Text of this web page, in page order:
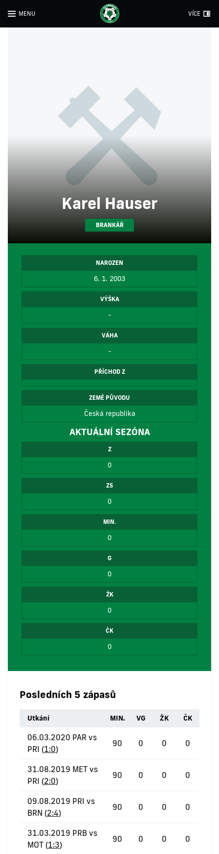
MENU VÍCE
Karel Hauser
BRANKÁŘ
NAROZEN
6. 1. 2003
VÝŠKA
-
VÁHA
-
PŘÍCHOD Z
ZEMĚ PŮVODU
Česká republika
AKTUÁLNÍ SEZÓNA
Z
0
ZS
0
MIN.
0
G
0
ŽK
0
ČK
0
Posledních 5 zápasů
Utkání MIN. VG ŽK ČK
06.03.2020 PAR vs
PRI (1:0)
90 0 0 0
31.08.2019 MET vs
PRI (2:0)
90 0 0 0
09.08.2019 PRI vs
BRN (2:4)
90 0 0 0
31.03.2019 PRB vs
MOT (1:3)
90 0 0 0